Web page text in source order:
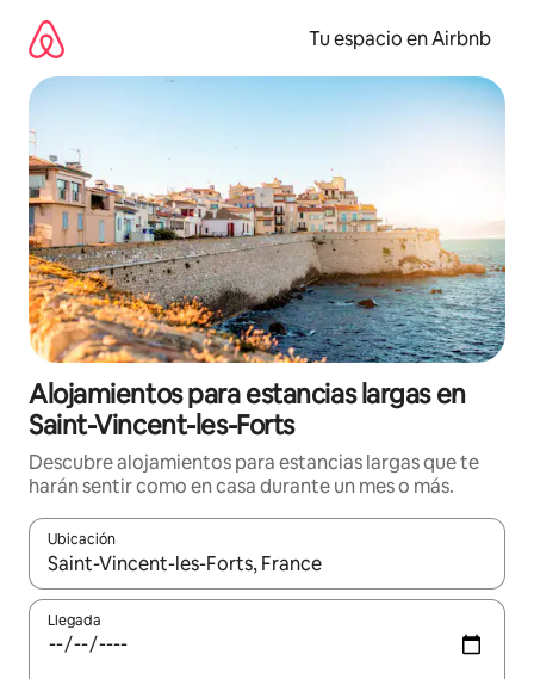
contenido
Tu espacio en Airbnb
Alojamientos para estancias largas en
Saint-Vincent-les-Forts
Descubre alojamientos para estancias largas que te
harán sentir como en casa durante un mes o más.
Ubicación
Cuando los resultados estén disponibles, podrás navegar
Llegada